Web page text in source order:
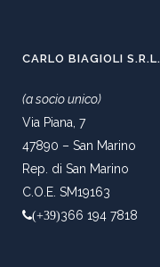
CARLO BIAGIOLI S.R.L.
(a socio unico)
Via Piana, 7
47890 – San Marino
Rep. di San Marino
C.O.E. SM19163
(+39)366 194 7818